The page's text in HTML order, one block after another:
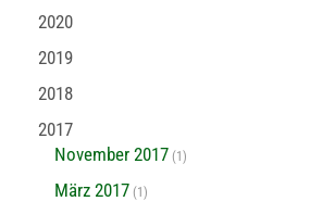
2020
2019
2018
2017
November 2017 (1)
März 2017 (1)